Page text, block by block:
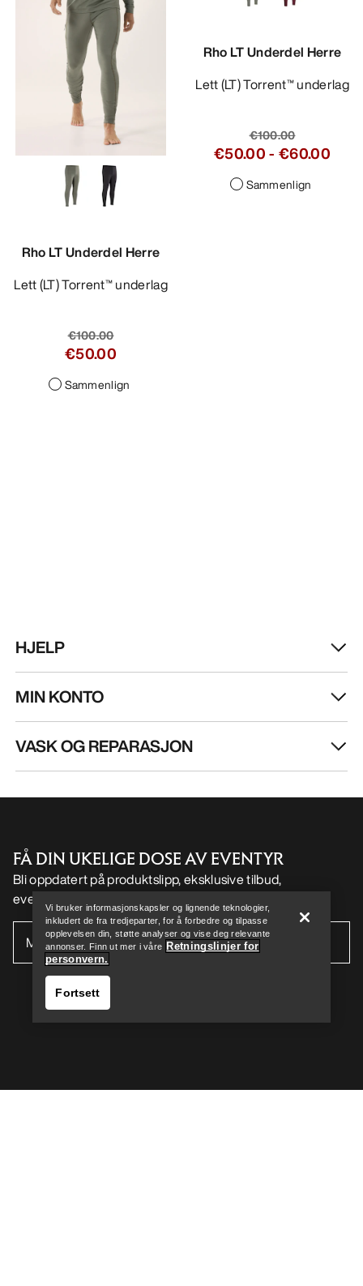
Help
Rho LT Underdel Herre
Lett (LT) Torrent™ underlag
€100.00
€50.00
Sammenlign
Rho LT Underdel Herre
Lett (LT) Torrent™ underlag
€100.00
€50.00-€60.00
Sammenlign
HJELP
MIN KONTO
VASK OG REPARASJON
FÅ DIN UKELIGE DOSE AV EVENTYR
Bli oppdatert på produktslipp, eksklusive tilbud,
eventer og mer – rett til innboksen din.
Vi bruker informasjonskapsler og lignende teknologier,
inkludert de fra tredjeparter, for å forbedre og tilpasse
opplevelsen din, støtte analyser og vise deg relevante
annonser. Finn ut mer i våre Retningslinjer for
personvern.
Fortsett